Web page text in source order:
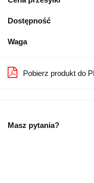
Dostępność
Waga
Pobierz produkt do
Masz pytania?